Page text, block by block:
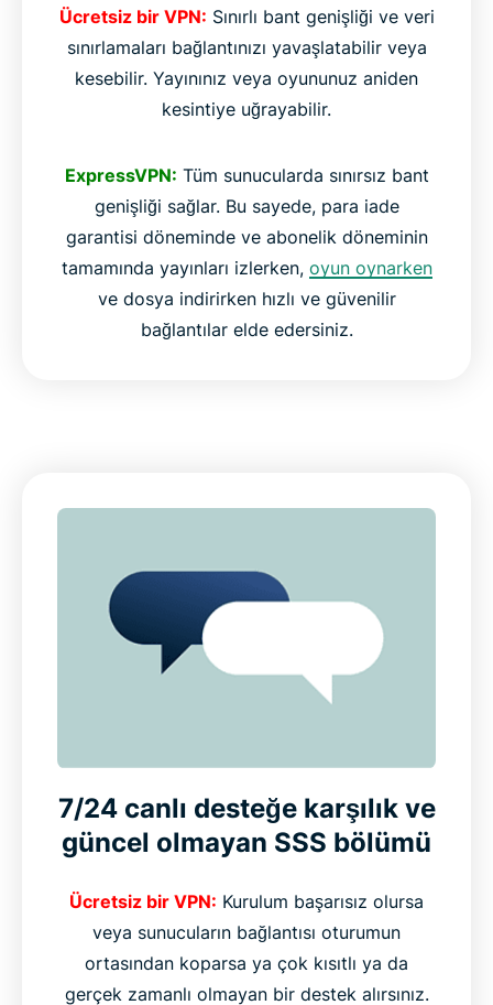
Ücretsiz bir VPN: Sınırlı bant genişliği ve veri
sınırlamaları bağlantınızı yavaşlatabilir veya
kesebilir. Yayınınız veya oyununuz aniden
kesintiye uğrayabilir.
ExpressVPN: Tüm sunucularda sınırsız bant
genişliği sağlar. Bu sayede, para iade
garantisi döneminde ve abonelik döneminin
tamamında yayınları izlerken, oyun oynarken
ve dosya indirirken hızlı ve güvenilir
bağlantılar elde edersiniz.
7/24 canlı desteğe karşılık ve
güncel olmayan SSS bölümü
Ücretsiz bir VPN: Kurulum başarısız olursa
veya sunucuların bağlantısı oturumun
ortasından koparsa ya çok kısıtlı ya da
gerçek zamanlı olmayan bir destek alırsınız.